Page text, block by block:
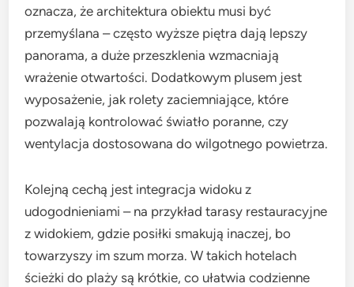
oznacza, że architektura obiektu musi być
przemyślana – często wyższe piętra dają lepszy
panorama, a duże przeszklenia wzmacniają
wrażenie otwartości. Dodatkowym plusem jest
wyposażenie, jak rolety zaciemniające, które
pozwalają kontrolować światło poranne, czy
wentylacja dostosowana do wilgotnego powietrza.
Kolejną cechą jest integracja widoku z
udogodnieniami – na przykład tarasy restauracyjne
z widokiem, gdzie posiłki smakują inaczej, bo
towarzyszy im szum morza. W takich hotelach
ścieżki do plaży są krótkie, co ułatwia codzienne